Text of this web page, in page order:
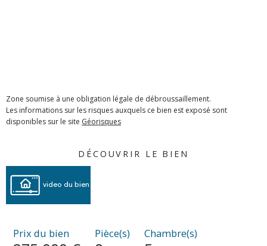
Zone soumise à une obligation légale de débroussaillement.
Les informations sur les risques auxquels ce bien est exposé sont
disponibles sur le site Géorisques
DÉCOUVRIR LE BIEN
video du bien
Prix du bien Pièce(s) Chambre(s)